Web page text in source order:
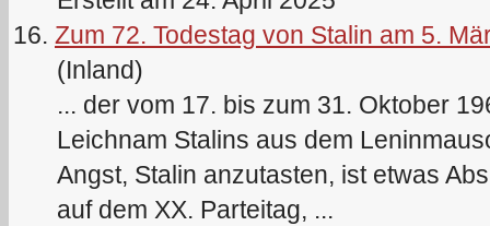
16. Zum 72. Todestag von Stalin am 5.
(Inland)
... der vom 17. bis zum 31. Oktober
Leichnam Stalins aus dem Lenin
Angst, Stalin anzutasten, ist etwas
auf dem XX. Parteitag, ...